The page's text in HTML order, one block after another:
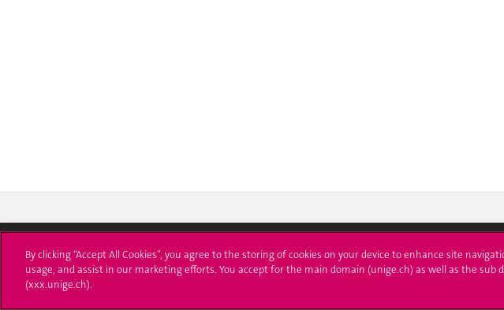
Université de Genève S'inscrire à l'UNIGE
By clicking “Accept All Cookies”, you agree to the storing of cookies on your device to enhance site
usage, and assist in our marketing efforts. You accept for the main domain (unige.ch) as well as the sub
(xxx.unige.ch).